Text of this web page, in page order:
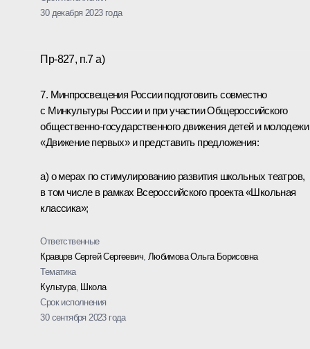
30 декабря 2023 года
Пр-827, п.7 а)
7. Минпросвещения России подготовить совместно
с Минкультуры России и при участии Общероссийского
общественно-государственного движения детей и молодежи
«Движение первых» и представить предложения:
а) о мерах по стимулированию развития школьных театров,
в том числе в рамках Всероссийского проекта «Школьная
классика»;
Ответственные
Кравцов Сергей Сергеевич Любимова Ольга Борисовна
Тематика
Культура, Школа
Срок исполнения
30 сентября 2023 года